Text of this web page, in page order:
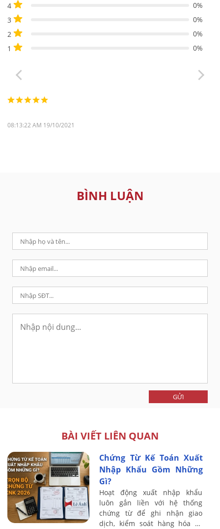
4
0%
3
0%
2
0%
1
0%
08:13:22 AM 19/10/2021
BÌNH LUẬN
GỬI
BÀI VIẾT LIÊN QUAN
Chứng Từ Kế Toán Xuất
Nhập Khẩu Gồm Những
Gì?
Hoạt động xuất nhập khẩu
luôn gắn liền với hệ thống
chứng từ để ghi nhận giao
dịch, kiểm soát hàng hóa và